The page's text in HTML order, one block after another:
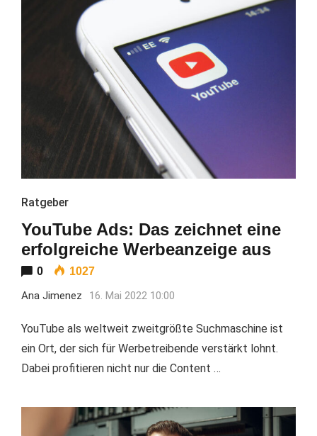
Ratgeber
YouTube Ads: Das zeichnet eine
erfolgreiche Werbeanzeige aus
0 1027
Ana Jimenez 16. Mai 2022 10:00
YouTube als weltweit zweitgrößte Suchmaschine ist
ein Ort, der sich für Werbetreibende verstärkt lohnt.
Dabei profitieren nicht nur die Content …